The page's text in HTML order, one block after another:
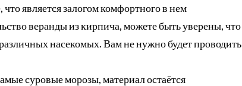
является залогом комфортного в нем
веранды из кирпича, можете быть уверены, что
насекомых. Вам не нужно будет проводить
суровые морозы, материал остаётся